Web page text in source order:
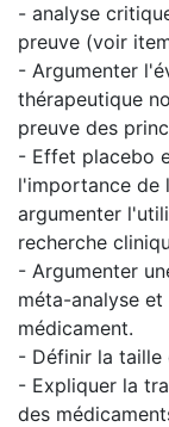
- analyse
preuve (voir
- Argumenter
thérapeutique
preuve des
- Effet placebo
l'importance de
argumenter
recherche
- Argumenter
méta-analyse
médicament.
- Définir la
- Expliquer la
des